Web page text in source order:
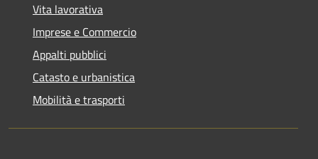
Vita lavorativa
Imprese e Commercio
Appalti pubblici
Catasto e urbanistica
Mobilità e trasporti